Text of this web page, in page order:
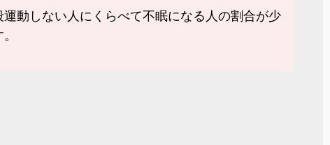
動しない人にくらべて不眠になる人の割合が少